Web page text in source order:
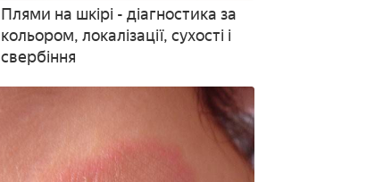
Плями на шкірі - діагностика за
кольором, локалізації, сухості і
свербіння